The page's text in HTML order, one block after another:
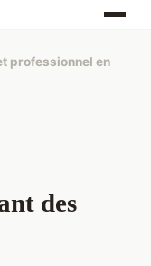
professionnel en
des